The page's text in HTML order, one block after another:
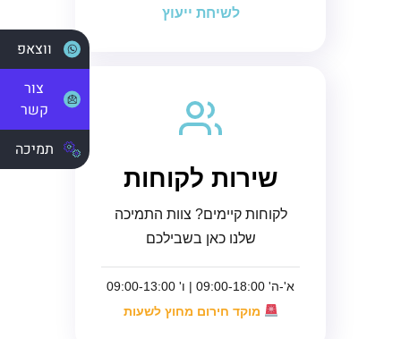
ווצאפ
צור
קשר
תמיכה
לשיחת ייעוץ
שירות לקוחות
לקוחות קיימים? צוות התמיכה
שלנו כאן בשבילכם
א'-ה' 09:00-18:00 | ו' 09:00-13:00
מוקד חירום מחוץ לשעות